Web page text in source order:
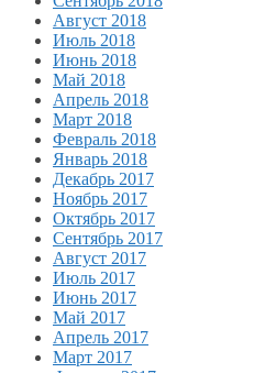
Август 2018
Июль 2018
Июнь 2018
Май 2018
Апрель 2018
Март 2018
Февраль 2018
Январь 2018
Декабрь 2017
Ноябрь 2017
Октябрь 2017
Сентябрь 2017
Август 2017
Июль 2017
Июнь 2017
Май 2017
Апрель 2017
Март 2017